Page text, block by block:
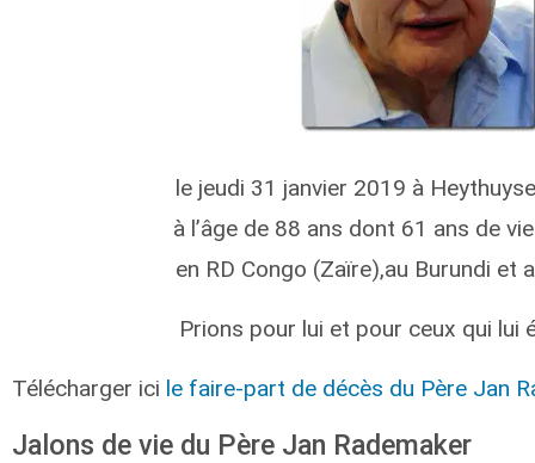
le jeudi 31 janvier 2019 à
à l’âge de 88 ans dont 61 ans de
en RD Congo (Zaïre),au Burundi et
Prions pour lui et pour ceux qui lui
Télécharger ici le faire-part de décès du Père Jan
Jalons de vie du Père Jan Rademaker